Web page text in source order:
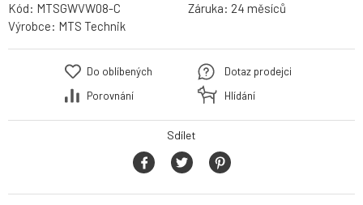
Kód: MTSGWVW08-C Záruka: 24
Výrobce: MTS Technik
Do oblíbených
Porovnání
Dotaz prodejci
Hlídání
Sdílet